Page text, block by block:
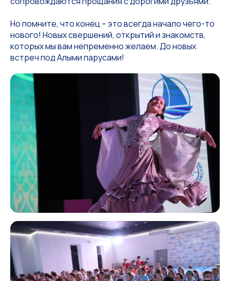
Но помните, что конец – это всегда начало чего-то
нового! Новых свершений, открытий и знакомств,
которых мы вам непременно желаем. До новых
встреч под Алыми парусами!